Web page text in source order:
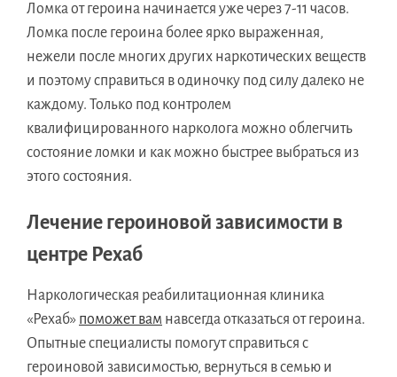
Ломка от героина начинается уже через 7-11 часов.
Ломка после героина более ярко выраженная,
нежели после многих других наркотических веществ
и поэтому справиться в одиночку под силу далеко не
каждому. Только под контролем
квалифицированного нарколога можно облегчить
состояние ломки и как можно быстрее выбраться из
этого состояния.
Лечение героиновой зависимости в
центре Рехаб
Наркологическая реабилитационная клиника
«Рехаб» поможет вам навсегда отказаться от героина.
Опытные специалисты помогут справиться с
героиновой зависимостью, вернуться в семью и